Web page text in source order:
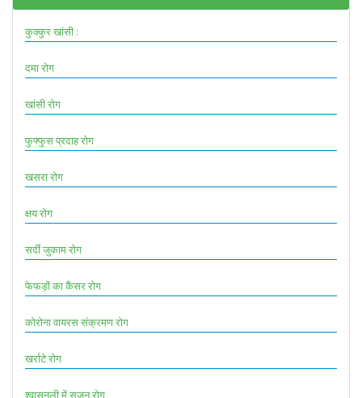
कुक्कुर खांसी :
दमा रोग
खांसी रोग
फुफ्फुस प्रदाह रोग
खसरा रोग
क्षय रोग
सर्दी जुकाम रोग
फेफड़ों का कैंसर रोग
कोरोना वायरस संक्रमण रोग
खर्राटे रोग
श्वासनली में सूजन रोग